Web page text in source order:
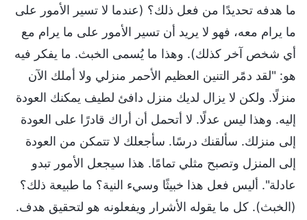
ما هدفه تحديدًا من فعل ذلك؟ (عندما لا تسير الأمور على
ما يرام معه، فهو لا يريد أن تسير الأمور على ما يرام مع
أي شخص آخر كذلك). وهذا ما يُسمى الخبث. ما يفكر فيه
هو: "لقد دمًَر التنين العظيم الأحمر منزلي ولا أملك الآن
منزلًا. ولكن لا يزال لديك منزل دافئ لطيف يمكنك العودة
إليه. وهذا ليس عدلًا. لا أتحمل أن أراك قادرًا على العودة
إلى منزلك. سألقنك درسًا. سأجعلك لا تتمكن من العودة
إلى المنزل وتصبح مثلي تمامًا. هذا سيجعل الأمور تبدو
عادلة". أليس فعل هذا خبيثًا وسيء النية؟ ما طبيعة ذلك؟
(الخبث). كل ما يقوله الأشرار ويفعلونه هو لتحقيق هدف.